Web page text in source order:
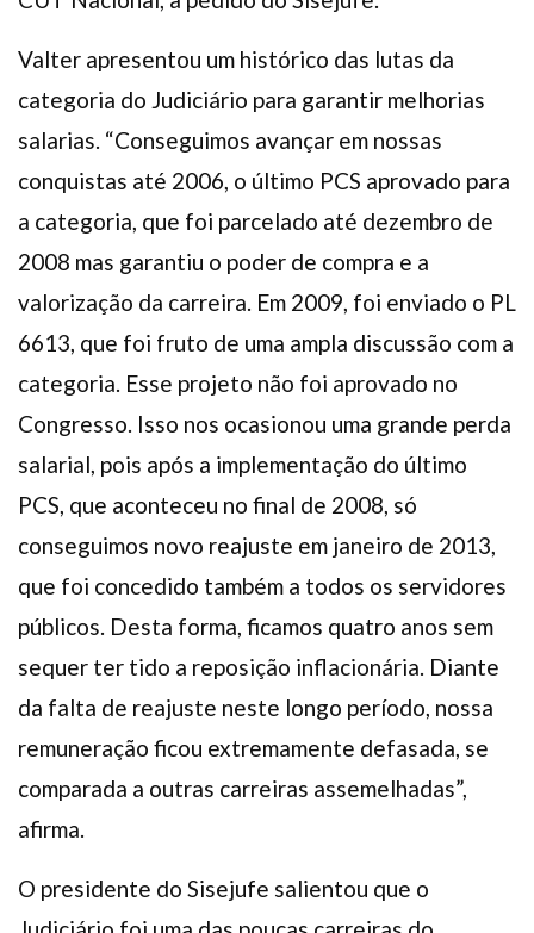
Valter apresentou um histórico das lutas da
categoria do Judiciário para garantir melhorias
salarias. “Conseguimos avançar em nossas
conquistas até 2006, o último PCS aprovado para
a categoria, que foi parcelado até dezembro de
2008 mas garantiu o poder de compra e a
valorização da carreira. Em 2009, foi enviado o PL
6613, que foi fruto de uma ampla discussão com a
categoria. Esse projeto não foi aprovado no
Congresso. Isso nos ocasionou uma grande perda
salarial, pois após a implementação do último
PCS, que aconteceu no final de 2008, só
conseguimos novo reajuste em janeiro de 2013,
que foi concedido também a todos os servidores
públicos. Desta forma, ficamos quatro anos sem
sequer ter tido a reposição inflacionária. Diante
da falta de reajuste neste longo período, nossa
remuneração ficou extremamente defasada, se
comparada a outras carreiras assemelhadas”,
afirma.
O presidente do Sisejufe salientou que o